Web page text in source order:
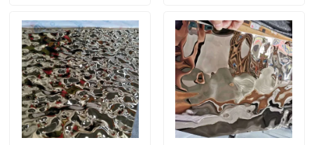
Vídeos
Sobre nós
Visita à fábrica